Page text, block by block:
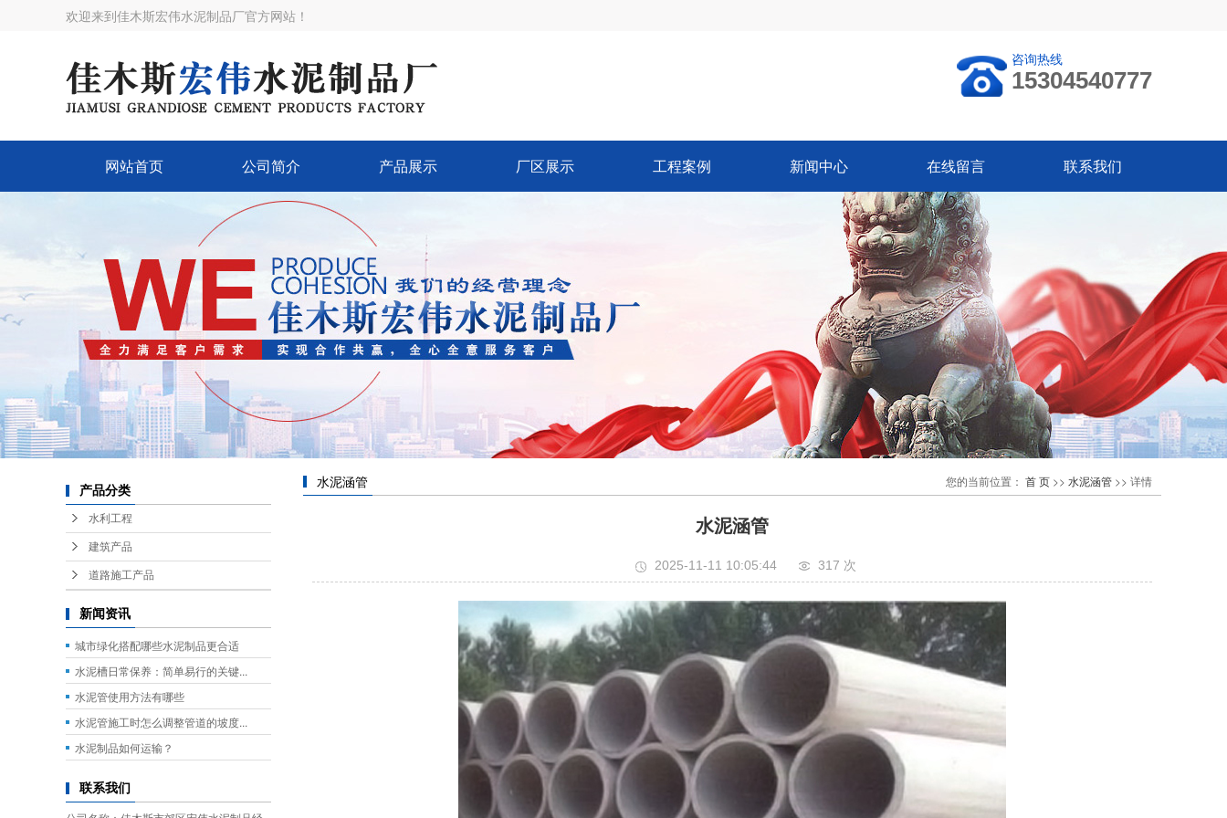
欢迎来到佳木斯宏伟水泥制品厂官方网站！
咨询热线
15304540777
网站首页 公司简介 产品展示 厂区展示 工程案例 新闻中心 在线留言 联系我们
产品分类
水利工程
建筑产品
道路施工产品
新闻资讯
城市绿化搭配哪些水泥制品更合适
水泥槽日常保养：简单易行的关键...
水泥管使用方法有哪些
水泥管施工时怎么调整管道的坡度...
水泥制品如何运输？
联系我们
水泥涵管 您的当前位置： 首 页 >> 水泥涵管 >> 详情
水泥涵管
2025-11-11 10:05:44 317 次